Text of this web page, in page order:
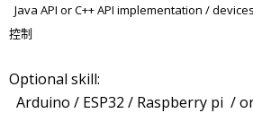
Java API or C++ API implementation /
控制
Optional skill:
Arduino / ESP32 / Raspberry pi /